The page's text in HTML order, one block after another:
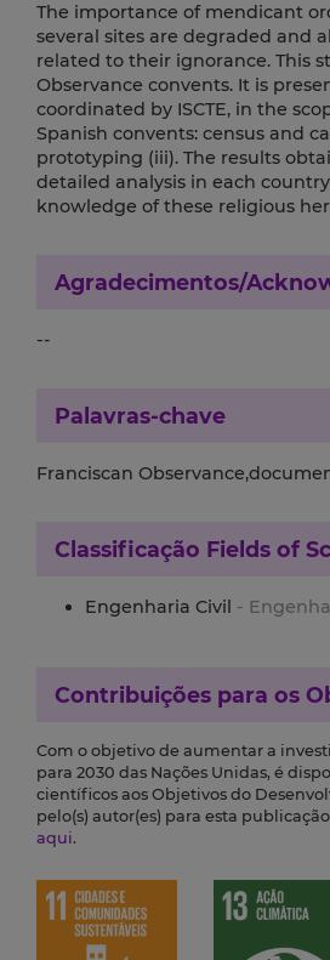
The importance of mendicant
several sites are degraded and
related to their ignorance. This
Observance convents. It is
coordinated by ISCTE, in the
Spanish convents: census and
prototyping (iii). The results
detailed analysis in each
knowledge of these religious
Agradecimentos/
--
Palavras-chave
Franciscan
Classificação Fields of
Engenharia Civil -
Contribuições para os
Com o objetivo de aumentar a
para 2030 das Nações Unidas, é
científicos aos Objetivos do
pelo(s) autor(es) para esta
aqui.